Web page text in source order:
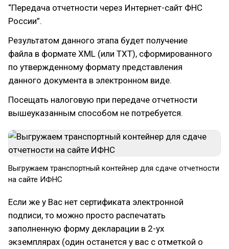
“Передача отчетности через Интернет-сайт ФНС
России”.
Результатом данного этапа будет получение
файла в формате XML (или TXT), сформированного
по утвержденному формату представления
данного документа в электронном виде.
Посещать налоговую при передаче отчетности
вышеуказанным способом не потребуется.
Выгружаем транспортный контейнер для сдаче отчетности
на сайте ИФНС
Если же у Вас нет сертификата электронной
подписи, то можно просто распечатать
заполненную форму декларации в 2-ух
экземплярах (один останется у вас с отметкой о